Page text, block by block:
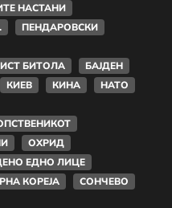
НАСТАНИ
ПЕНДАРОВСКИ
БИТОЛА
БАЈДЕН
КИЕВ КИНА
НАТО
ОХРИД
ЕДНО ЛИЦЕ
КОРЕЈА
СОНЧЕВО